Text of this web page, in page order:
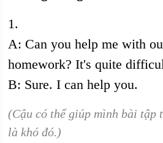
1.
A: Can you help me with
homework? It's quite
B: Sure. I can help you.
(Cậu có thể giúp mình bài tập
là khó đó.)